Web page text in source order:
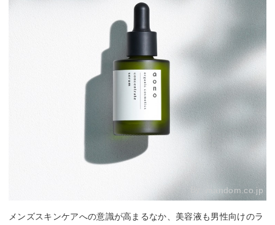
mandom.co.jp
メンズスキンケアへの意識が高まるなか、美容液も男性向けのラ